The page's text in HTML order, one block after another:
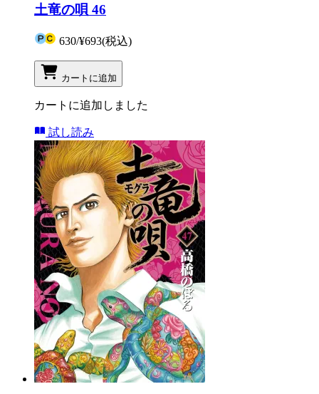
土竜の唄 46
630/¥693(税込)
カートに追加
カートに追加しました
試し読み